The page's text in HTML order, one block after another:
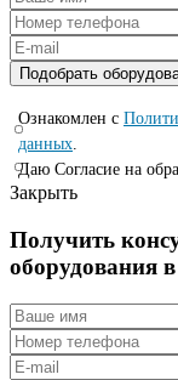
Ознакомлен с
данных.
Даю Согласие на
Закрыть
Получить
оборудования